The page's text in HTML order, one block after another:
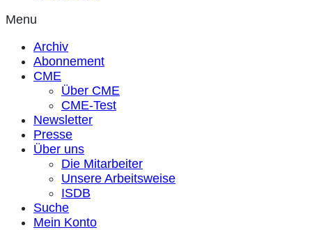
Menu
Archiv
Abonnement
CME
Über CME
CME-Test
Newsletter
Presse
Über uns
Die Mitarbeiter
Unsere Arbeitsweise
ISDB
Suche
Mein Konto